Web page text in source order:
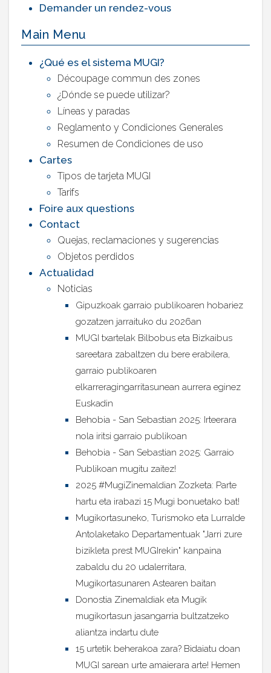
Demander un rendez-vous
Main Menu
¿Qué es el sistema MUGI?
Découpage commun des zones
¿Dónde se puede utilizar?
Líneas y paradas
Reglamento y Condiciones Generales
Resumen de Condiciones de uso
Cartes
Tipos de tarjeta MUGI
Tarifs
Foire aux questions
Contact
Quejas, reclamaciones y sugerencias
Objetos perdidos
Actualidad
Noticias
Gipuzkoak garraio publikoaren hobariez
gozatzen jarraituko du 2026an
MUGI txartelak Bilbobus eta Bizkaibus
sareetara zabaltzen du bere erabilera,
garraio publikoaren
elkarreragingarritasunean aurrera eginez
Euskadin
Behobia - San Sebastian 2025: Irteerara
nola iritsi garraio publikoan
Behobia - San Sebastian 2025: Garraio
Publikoan mugitu zaitez!
2025 #MugiZinemaldian Zozketa: Parte
hartu eta irabazi 15 Mugi bonuetako bat!
Mugikortasuneko, Turismoko eta Lurralde
Antolaketako Departamentuak "Jarri zure
bizikleta prest MUGIrekin" kanpaina
zabaldu du 20 udalerritara,
Mugikortasunaren Astearen baitan
Donostia Zinemaldiak eta Mugik
mugikortasun jasangarria bultzatzeko
aliantza indartu dute
15 urtetik beherakoa zara? Bidaiatu doan
MUGI sarean urte amaierara arte! Hemen